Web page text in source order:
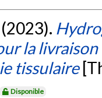
la
tissulaire
Disponible